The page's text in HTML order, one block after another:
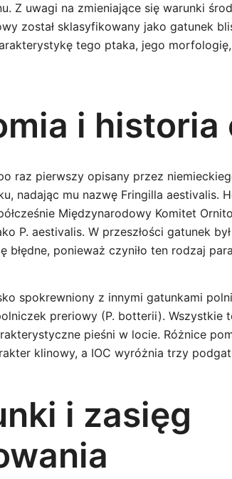
Z uwagi na zmieniające się warunki
został sklasyfikowany jako gatunek
tego ptaka, jego
i
raz pierwszy opisany przez
nadając mu nazwę Fringilla aestivalis.
Międzynarodowy Komitet
P. aestivalis. W przeszłości gatunek
błędne, ponieważ czyniło ten rodzaj
spokrewniony z innymi gatunkami
preriowy (P. botterii). Wszystkie
pieśni w locie. Różnice
klinowy, a IOC wyróżnia trzy
i zasięg